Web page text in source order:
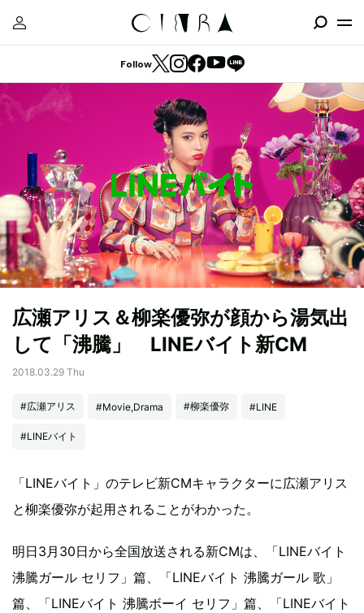
Follow
広瀬アリス＆柳楽優弥が顔から湯気出
して「沸騰」 LINEバイト新CM
2018.03.29 Thu
#広瀬アリス #Movie,Drama #柳楽優弥 #LINE
#LINEバイト
「LINEバイト」のテレビ新CMキャラクターに広瀬アリス
と柳楽優弥が起用されることがわかった。
明日3月30日から全国放送される新CMは、「LINEバイト
沸騰ガール セリフ」篇、「LINEバイト 沸騰ガール 歌」
篇、「LINEバイト 沸騰ボーイ セリフ」篇、「LINEバイト